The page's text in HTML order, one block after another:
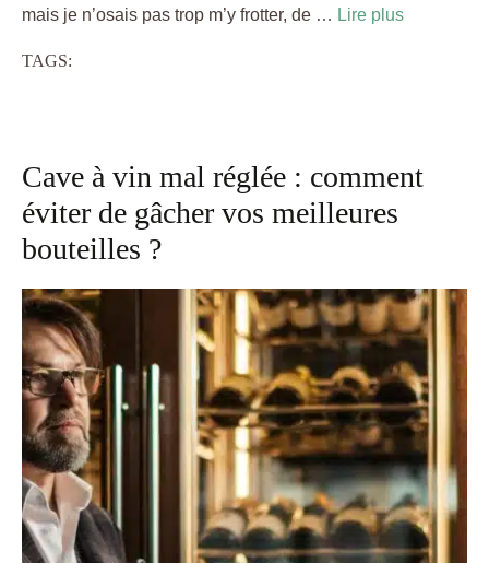
mais je n’osais pas trop m’y frotter, de … Lire plus
TAGS:
Cave à vin mal réglée : comment
éviter de gâcher vos meilleures
bouteilles ?